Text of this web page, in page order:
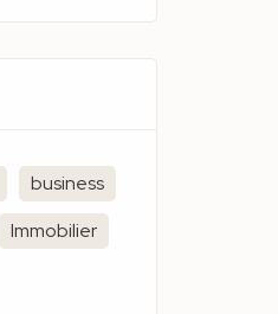
business
Immobilier